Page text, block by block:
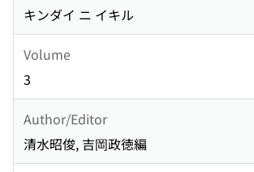
キンダイ ニ イキル
Volume
3
Author/Editor
清水昭俊, 吉岡政徳編